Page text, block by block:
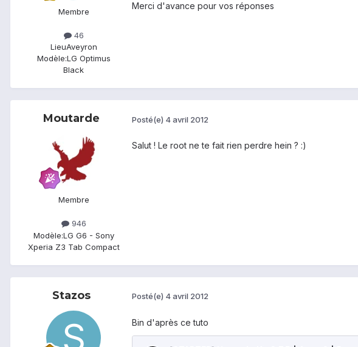
Membre
46
LieuAveyron
Modèle:LG Optimus
Black
Merci d'avance pour vos réponses
Moutarde
Membre
946
Modèle:LG G6 - Sony
Xperia Z3 Tab Compact
Posté(e) 4 avril 2012
Salut ! Le root ne te fait rien perdre hein ? :)
Stazos Posté(e) 4 avril 2012
Bin d'après ce tuto